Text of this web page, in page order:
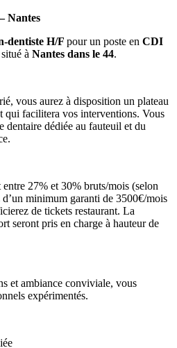
Nantes
dentiste H/F pour un poste en CDI
situé à Nantes dans le 44.
vous aurez à disposition un plateau
qui facilitera vos interventions. Vous
dentaire dédiée au fauteuil et du
27% et 30% bruts/mois (selon
minimum garanti de 3500€/mois
de tickets restaurant. La
seront pris en charge à hauteur de
et ambiance conviviale, vous
expérimentés.